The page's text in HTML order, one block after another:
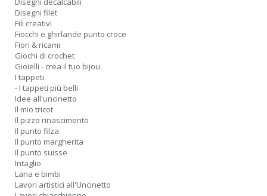
Disegni filet
Fili creativi
Fiocchi e ghirlande punto croce
Fiori & ricami
Giochi di crochet
Gioielli - crea il tuo bijou
I tappeti
- I tappeti più belli
Idee all'uncinetto
Il mio tricot
Il pizzo rinascimento
Il punto filza
Il punto margherita
Il punto suisse
Intaglio
Lana e bimbi
Lavori artistici all'Uncinetto